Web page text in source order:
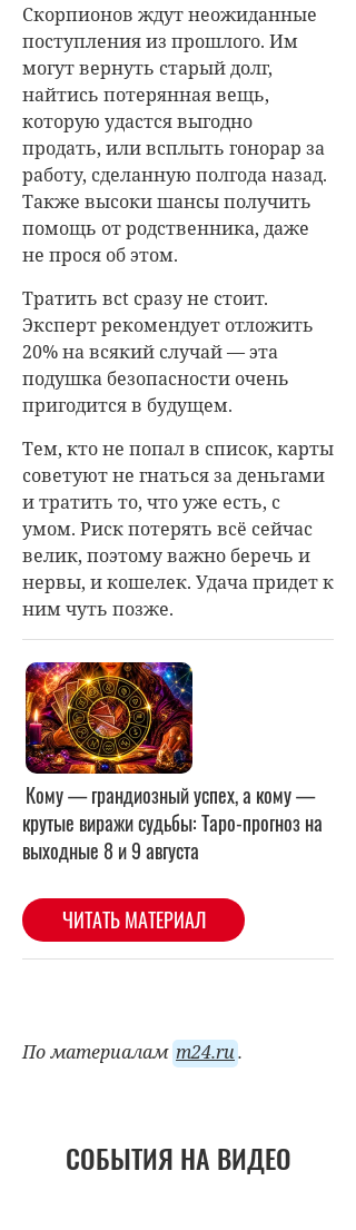
Скорпионов ждут неожиданные
поступления из прошлого. Им
могут вернуть старый долг,
найтись потерянная вещь,
которую удастся выгодно
продать, или всплыть гонорар за
работу, сделанную полгода назад.
Также высоки шансы получить
помощь от родственника, даже
не прося об этом.
Тратить всt сразу не стоит.
Эксперт рекомендует отложить
20% на всякий случай — эта
подушка безопасности очень
пригодится в будущем.
Тем, кто не попал в список, карты
советуют не гнаться за деньгами
и тратить то, что уже есть, с
умом. Риск потерять всё сейчас
велик, поэтому важно беречь и
нервы, и кошелек. Удача придет к
ним чуть позже.
По материалам m24.ru.
СОБЫТИЯ НА ВИДЕО